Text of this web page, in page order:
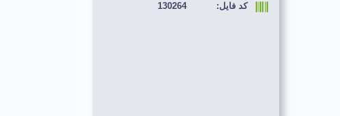
کد فایل: 130264